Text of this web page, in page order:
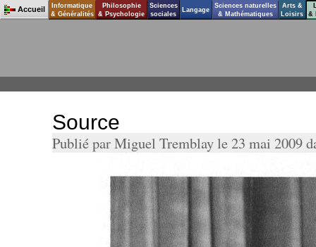
Source
Publié par Miguel Tremblay le 23 mai 2009
Accueil
Informatique
& Généralités
Philosophie
& Psychologie
Sciences
sociales
Langage
Sciences naturelles
& Mathématiques
Arts &
Loisirs
&